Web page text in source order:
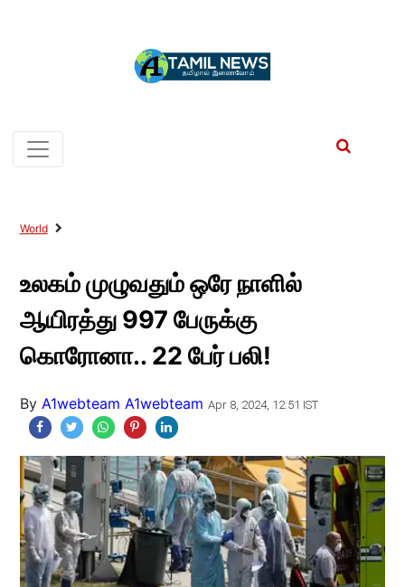
World
உலகம் முழுவதும் ஒரே நாளில்
ஆயிரத்து 997 பேருக்கு
கொரோனா.. 22 பேர் பலி!
By A1webteam A1webteam Apr 8, 2024, 12:51 IST